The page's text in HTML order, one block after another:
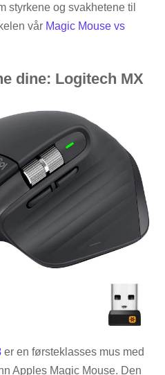
styrkene og svakhetene til
vår Magic Mouse vs
dine: Logitech MX
er en førsteklasses mus med
Apples Magic Mouse. Den